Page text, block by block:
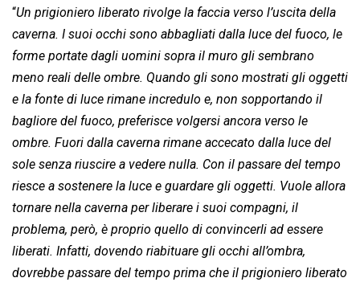
“Un prigioniero liberato rivolge la faccia verso l’uscita della
caverna. I suoi occhi sono abbagliati dalla luce del fuoco, le
forme portate dagli uomini sopra il muro gli sembrano
meno reali delle ombre. Quando gli sono mostrati gli oggetti
e la fonte di luce rimane incredulo e, non sopportando il
bagliore del fuoco, preferisce volgersi ancora verso le
ombre. Fuori dalla caverna rimane accecato dalla luce del
sole senza riuscire a vedere nulla. Con il passare del tempo
riesce a sostenere la luce e guardare gli oggetti. Vuole allora
tornare nella caverna per liberare i suoi compagni, il
problema, però, è proprio quello di convincerli ad essere
liberati. Infatti, dovendo riabituare gli occhi all’ombra,
dovrebbe passare del tempo prima che il prigioniero liberato